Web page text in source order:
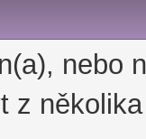
nebo
z